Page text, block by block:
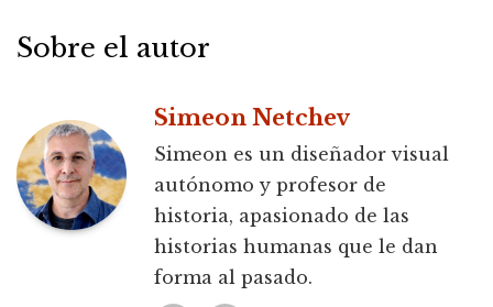
Sobre el autor
Simeon Netchev
Simeon es un diseñador visual
autónomo y profesor de
historia, apasionado de las
historias humanas que le dan
forma al pasado.